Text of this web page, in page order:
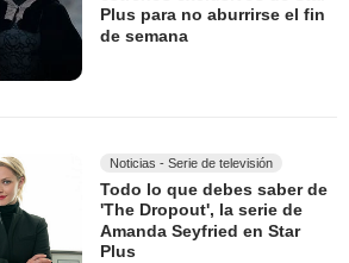
Plus para no aburrirse el fin
de semana
Noticias - Serie de televisión
Todo lo que debes saber de
'The Dropout', la serie de
Amanda Seyfried en Star
Plus